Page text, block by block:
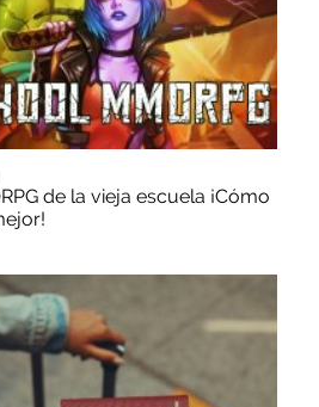
de la vieja escuela ¡Cómo